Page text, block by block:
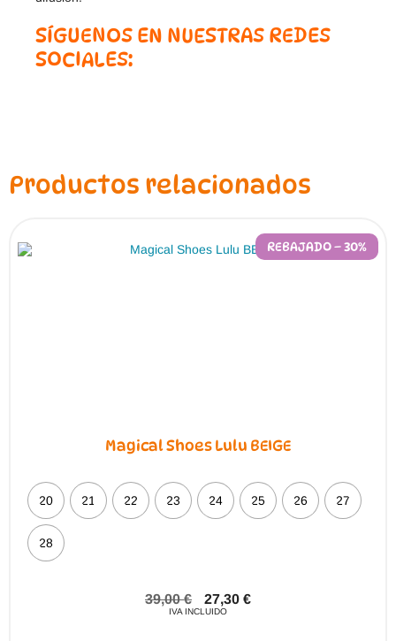
SÍGUENOS EN NUESTRAS REDES
SOCIALES:
Productos relacionados
REBAJADO – 30%
Magical Shoes Lulu BEIGE
20 21 22 23 24 25 26 27
28
39,00€ 27,30 €
IVA INCLUIDO